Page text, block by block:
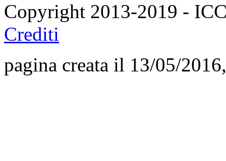
Copyright 2013-2019 -
Crediti
pagina creata il 13/05/